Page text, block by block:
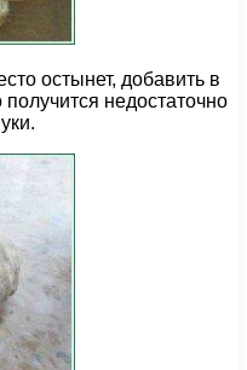
остынет, добавить в
недостаточно